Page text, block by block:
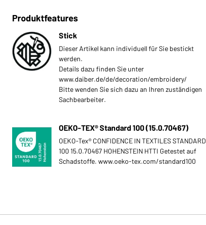
Produktfeatures
Stick
Dieser Artikel kann individuell für Sie bestickt
werden.
Details dazu finden Sie unter
www.daiber.de/de/decoration/embroidery/
Bitte wenden Sie sich dazu an Ihren zuständigen
Sachbearbeiter.
OEKO-TEX® Standard 100 (15.0.70467)
OEKO-Tex® CONFIDENCE IN TEXTILES STANDARD
100 15.0.70467 HOHENSTEIN HTTI Getestet auf
Schadstoffe. www.oeko-tex.com/standard100